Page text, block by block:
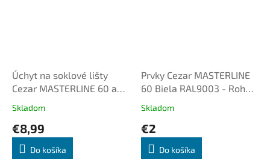
Úchyt na soklové lišty
Cezar MASTERLINE 60 a
HOLDER
Skladom
€8,99
Do košíka
Prvky Cezar MASTERLINE
60 Biela RAL9003 - Roh
Skladom
€2
Do košíka